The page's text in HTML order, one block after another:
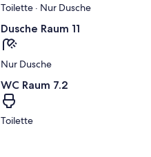
Toilette · Nur Dusche
Dusche Raum 11
Nur Dusche
WC Raum 7.2
Toilette